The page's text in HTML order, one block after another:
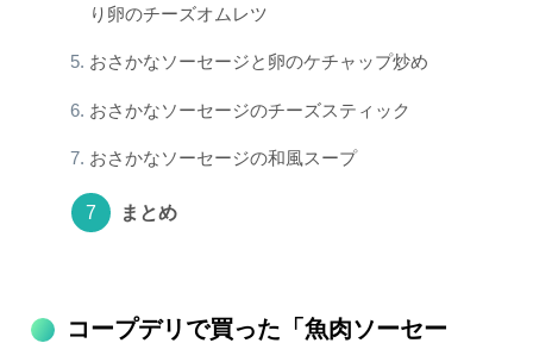
り卵のチーズオムレツ
おさかなソーセージと卵のケチャップ炒め
おさかなソーセージのチーズスティック
おさかなソーセージの和風スープ
まとめ
コープデリで買った「魚肉ソーセー